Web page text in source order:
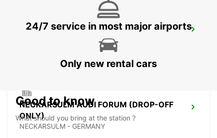
LANDAU
NECKARSULM AUDI FORUM (DROP-OFF
ONLY)
NECKARSULM - GERMANY
24/7 service in most major airports
Only new rental cars
Good to know
What should you bring at the station ?